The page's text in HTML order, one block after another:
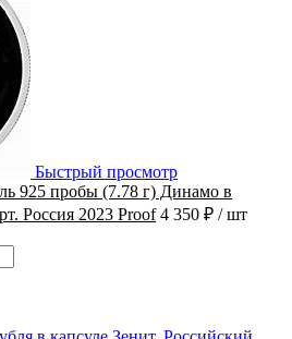
Быстрый просмотр
925 пробы (7.78 г) Динамо в
Россия 2023 Proof 4 350 ₽ / шт